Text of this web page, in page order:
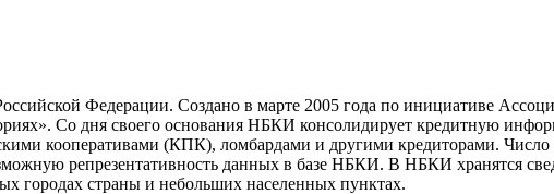
Федерации. Создано в марте 2005 года по инициативе
Со дня своего основания НБКИ консолидирует кредитную
кооперативами (КПК), ломбардами и другими кредиторами.
репрезентативность данных в базе НБКИ. В НБКИ хранятся
страны и небольших населенных пунктах.